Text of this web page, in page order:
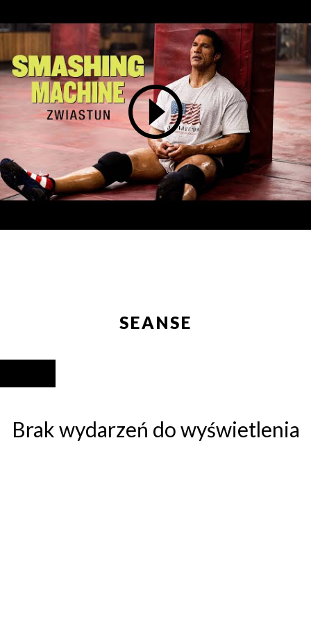
WYŚLIJ
SEANSE
Brak wydarzeń do wyświetlenia